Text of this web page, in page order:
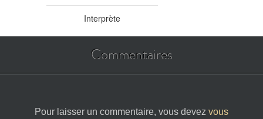
Interprète
Commentaires
Pour laisser un commentaire, vous devez vous